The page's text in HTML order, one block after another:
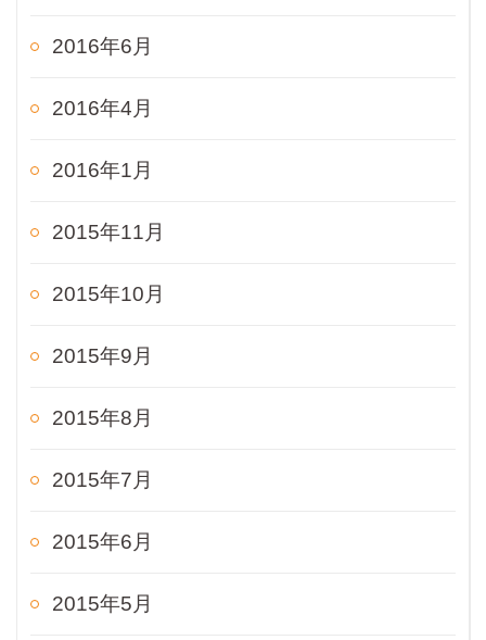
2016年6月
2016年4月
2016年1月
2015年11月
2015年10月
2015年9月
2015年8月
2015年7月
2015年6月
2015年5月